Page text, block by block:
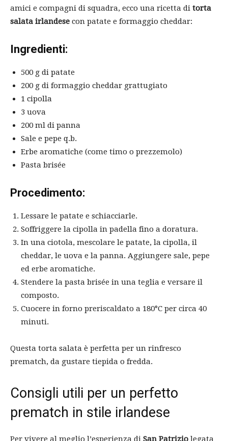
amici e compagni di squadra, ecco una ricetta di torta
salata irlandese con patate e formaggio cheddar:
Ingredienti:
500 g di patate
200 g di formaggio cheddar grattugiato
1 cipolla
3 uova
200 ml di panna
Sale e pepe q.b.
Erbe aromatiche (come timo o prezzemolo)
Pasta brisée
Procedimento:
Lessare le patate e schiacciarle.
Soffriggere la cipolla in padella fino a doratura.
In una ciotola, mescolare le patate, la cipolla, il
cheddar, le uova e la panna. Aggiungere sale, pepe
ed erbe aromatiche.
Stendere la pasta brisée in una teglia e versare il
composto.
Cuocere in forno preriscaldato a 180°C per circa 40
minuti.
Questa torta salata è perfetta per un rinfresco
prematch, da gustare tiepida o fredda.
Consigli utili per un perfetto
prematch in stile irlandese
Per vivere al meglio l’esperienza di San Patrizio legata